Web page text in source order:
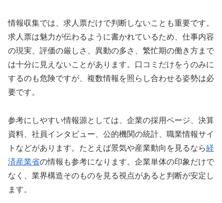
情報収集では、求人票だけで判断しないことも重要です。
求人票は魅力が伝わるように書かれているため、仕事内容
の現実、評価の厳しさ、異動の多さ、繁忙期の働き方まで
は十分に見えないことがあります。口コミだけをうのみに
するのも危険ですが、複数情報を照らし合わせる姿勢は必
要です。
参考にしやすい情報源としては、企業の採用ページ、決算
資料、社員インタビュー、公的機関の統計、職業情報サイ
トなどがあります。たとえば景気や産業動向を見るなら経
済産業省の情報も参考になります。企業単体の印象だけで
なく、業界構造そのものを見る視点があると判断が安定し
ます。